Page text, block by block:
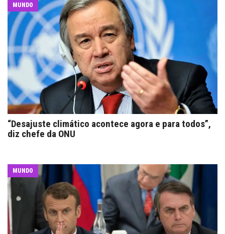
MUNDO
“Desajuste climático acontece agora e para todos”,
diz chefe da ONU
MUNDO